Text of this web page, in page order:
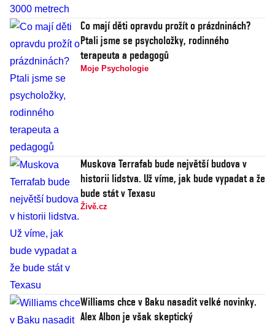
Co mají děti opravdu prožít o prázdninách?
Ptali jsme se psycholožky, rodinného
terapeuta a pedagogů
Moje Psychologie
Muskova Terrafab bude největší budova v
historii lidstva. Už víme, jak bude vypadat a že
bude stát v Texasu
Živě.cz
Williams chce v Baku nasadit velké novinky.
Alex Albon je však skeptický